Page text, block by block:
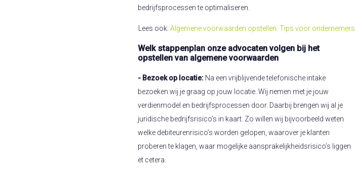
bedrijfsprocessen te optimaliseren.
Lees ook: Algemene voorwaarden opstellen: Tips voor ondernemers
Welk stappenplan onze advocaten volgen bij het
opstellen van algemene voorwaarden
- Bezoek op locatie: Na een vrijblijvende telefonische intake
bezoeken wij je graag op jouw locatie. Wij nemen met je jouw
verdienmodel en bedrijfsprocessen door. Daarbij brengen wij al je
juridische bedrijfsrisico’s in kaart. Zo willen wij bijvoorbeeld weten
welke debiteurenrisico’s worden gelopen, waarover je klanten
proberen te klagen, waar mogelijke aansprakelijkheidsrisico’s liggen
et cetera.